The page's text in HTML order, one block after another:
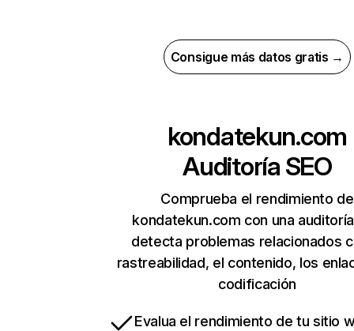
Consigue más datos gratis →
kondatekun.com
Auditoría SEO
Comprueba el rendimiento de
kondatekun.com con una
detecta problemas relacionados
rastreabilidad, el contenido, los
codificación
Evalua el rendimiento de tu sitio